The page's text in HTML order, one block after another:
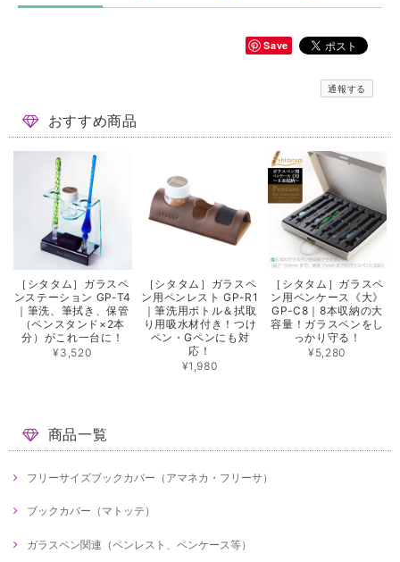
Save
通報する
おすすめ商品
［シタタム］ガラスペ
ンステーション GP-T4
｜筆洗、筆拭き、保管
（ペンスタンド×2本
分）がこれ一台に！
¥3,520
［シタタム］ガラスペ
ン用ペンレスト GP-R1
｜筆洗用ボトル＆拭取
り用吸水材付き！つけ
ペン・Gペンにも対
応！
¥1,980
［シタタム］ガラスペ
ン用ペンケース《大》
GP-C8｜8本収納の大
容量！ガラスペンをし
っかり守る！
¥5,280
商品一覧
フリーサイズブックカバー（アマネカ・フリーサ）
ブックカバー（マトッテ）
ガラスペン関連（ペンレスト、ペンケース等）